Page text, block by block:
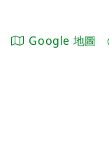
Google 地圖